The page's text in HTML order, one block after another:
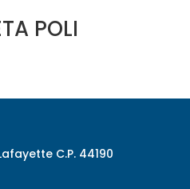
POLI
C.P. 44190